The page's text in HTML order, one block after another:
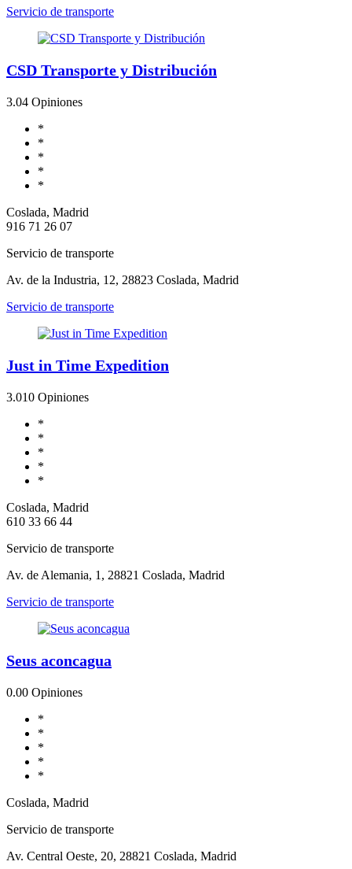
Servicio de transporte
CSD Transporte y Distribución
3.04 Opiniones
*
*
*
*
*
Coslada, Madrid
916 71 26 07
Servicio de transporte
Av. de la Industria, 12, 28823 Coslada, Madrid
Servicio de transporte
Just in Time Expedition
3.010 Opiniones
*
*
*
*
*
Coslada, Madrid
610 33 66 44
Servicio de transporte
Av. de Alemania, 1, 28821 Coslada, Madrid
Servicio de transporte
Seus aconcagua
0.00 Opiniones
*
*
*
*
*
Coslada, Madrid
Servicio de transporte
Av. Central Oeste, 20, 28821 Coslada, Madrid